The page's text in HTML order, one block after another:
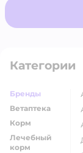
Категории
Бренды
Ветаптека
Корм
Лечебный
корм